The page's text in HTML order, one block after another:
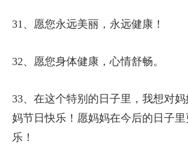
31、愿您永远美丽，永远健康！
32、愿您身体健康，心情舒畅。
33、在这个特别的日子里，我想对
妈节日快乐！愿妈妈在今后的日子
乐！